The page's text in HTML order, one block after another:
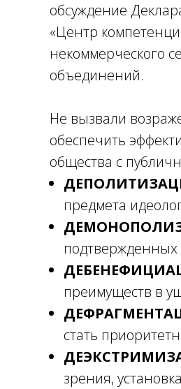
обсуждение
«Центр
некоммерческого
объединений.
Не вызвали
обеспечить
общества с
предмета
подтвержденных
преимуществ в
стать
зрения,